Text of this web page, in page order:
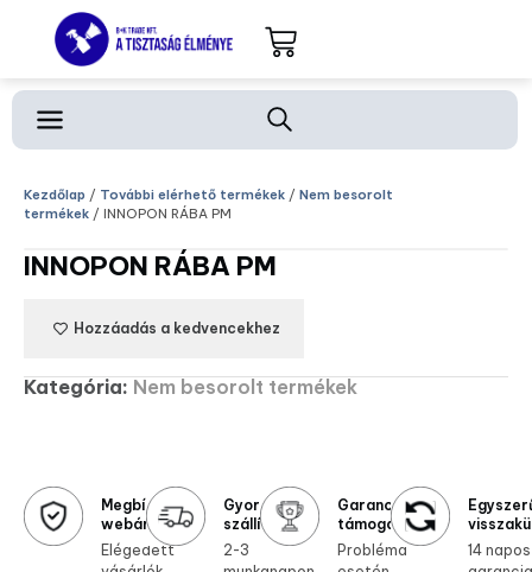
Kezdőlap / További elérhető termékek / Nem besorolt
termékek / INNOPON RÁBA PM
INNOPON RÁBA PM
Hozzáadás a kedvencekhez
Kategória: Nem besorolt termékek
Megbízható
webáruház
Elégedett
Gyors
szállítás
2-3
Garanciális
támogatás
Probléma
14 napos